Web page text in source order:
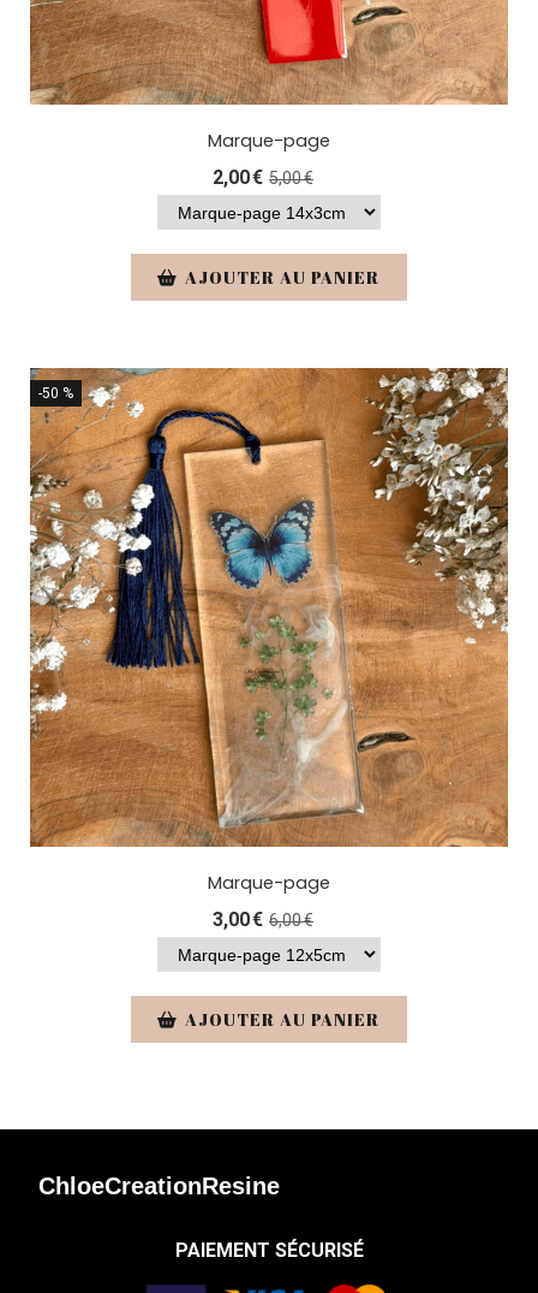
Marque-page
2,00€ 5,00€
AJOUTER AU PANIER
-50 %
Marque-page
3,00€ 6,00€
AJOUTER AU PANIER
ChloeCreationResine
PAIEMENT SÉCURISÉ